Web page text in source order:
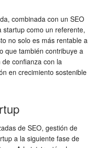
combinada con un SEO
startup como un referente,
no solo es más rentable a
que también contribuye a
confianza con la
en crecimiento sostenible
de SEO, gestión de
a la siguiente fase de